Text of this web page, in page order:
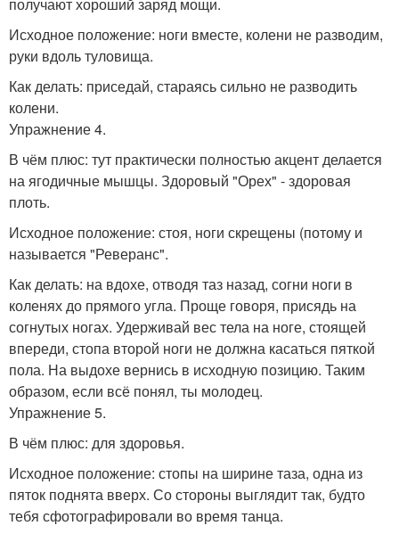
Исходное положение: ноги вместе, колени не разводим,
руки вдоль туловища.
Как делать: приседай, стараясь сильно не разводить
колени.
Упражнение 4.
В чём плюс: тут практически полностью акцент делается
на ягодичные мышцы. Здоровый "Орех" - здоровая
плоть.
Исходное положение: стоя, ноги скрещены (потому и
называется "Реверанс".
Как делать: на вдохе, отводя таз назад, согни ноги в
коленях до прямого угла. Проще говоря, присядь на
согнутых ногах. Удерживай вес тела на ноге, стоящей
впереди, стопа второй ноги не должна касаться пяткой
пола. На выдохе вернись в исходную позицию. Таким
образом, если всё понял, ты молодец.
Упражнение 5.
В чём плюс: для здоровья.
Исходное положение: стопы на ширине таза, одна из
пяток поднята вверх. Со стороны выглядит так, будто
тебя сфотографировали во время танца.